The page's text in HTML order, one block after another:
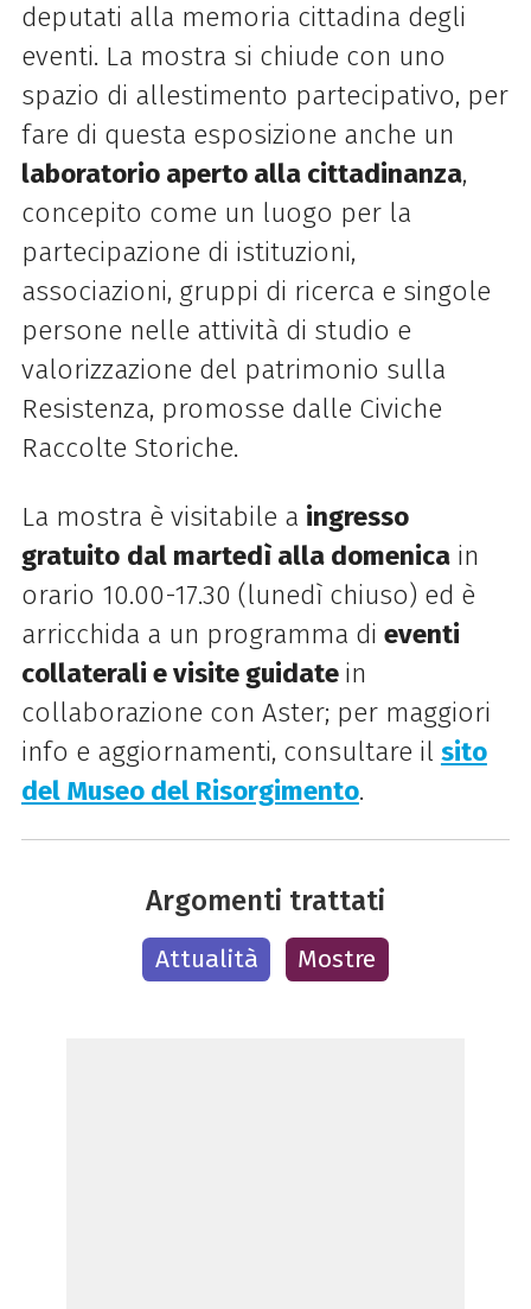
deputati alla memoria cittadina degli
eventi. La mostra si chiude con uno
spazio di allestimento partecipativo, per
fare di questa esposizione anche un
laboratorio aperto alla cittadinanza,
concepito come un luogo per la
partecipazione di istituzioni,
associazioni, gruppi di ricerca e singole
persone nelle attività di studio e
valorizzazione del patrimonio sulla
Resistenza, promosse dalle Civiche
Raccolte Storiche.
La mostra è visitabile a ingresso
gratuito dal martedì alla domenicain
orario 10.00-17.30 (lunedì chiuso) ed è
arricchida a un programma di eventi
collaterali e visite guidate in
collaborazione con Aster; per maggiori
info e aggiornamenti, consultare il sito
del Museo del Risorgimento.
Argomenti trattati
Attualità Mostre